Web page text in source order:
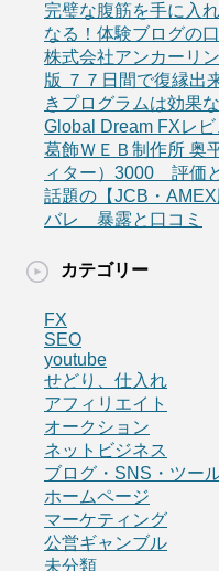
完璧な腹筋を手に入
なる！体験ブログの
株式会社アンカーリ
版 ７７日間で復縁出
きプログラムは効果
Global Dream FXレ
葛飾ＷＥＢ制作所 奥
ィター）3000 評価
話題の【JCB・
バレ 暴露と口コミ
カテゴリー
FX
SEO
youtube
せどり、仕入れ
アフィリエイト
オークション
ネットビジネス
ブログ・SNS・ツー
ホームページ
マーケティング
公営ギャンブル
未分類